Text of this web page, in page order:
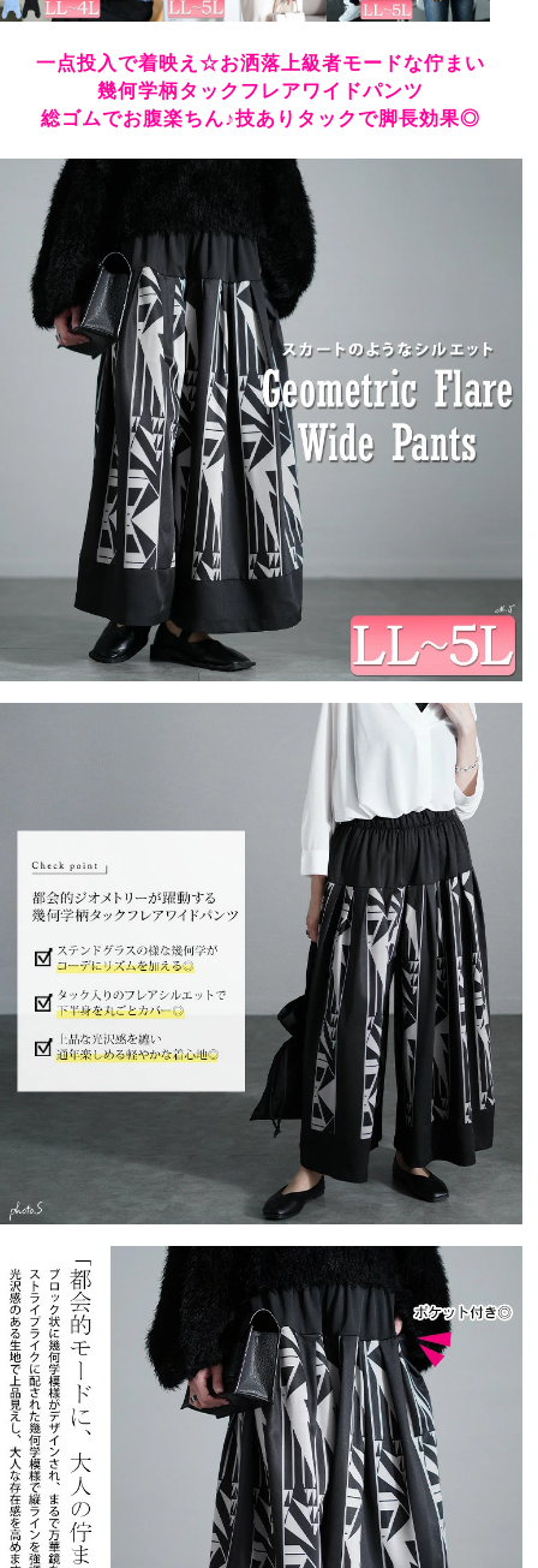
一点投入で着映え☆お洒落上級者モードな佇まい
幾何学柄タックフレアワイドパンツ
総ゴムでお腹楽ちん♪技ありタックで脚長効果◎